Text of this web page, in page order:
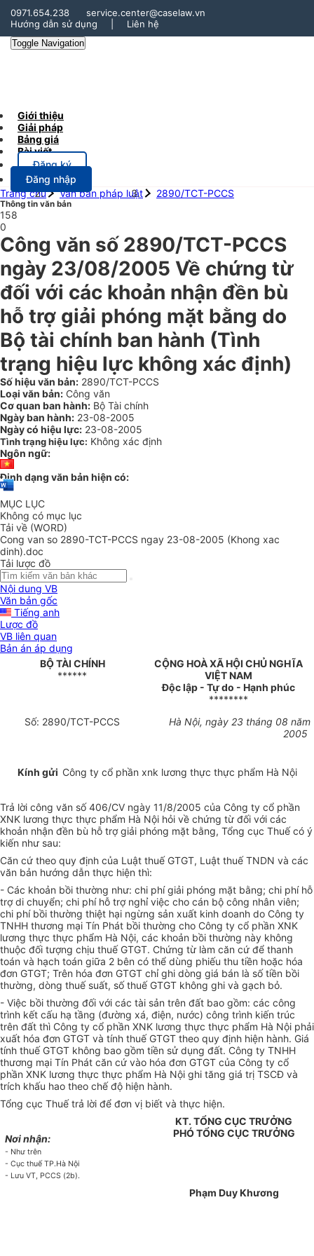
0971.654.238
service.center@caselaw.vn
Hướng dẫn sử dụng
Liên hệ
Toggle Navigation
Giới thiệu
Giải pháp
Bảng giá
Bài viết
Đăng ký
Đăng nhập
Trang chủ
Văn bản pháp luật 2890/TCT-PCCS
Thông tin văn bản
158
0
Công văn số 2890/TCT-PCCS
ngày 23/08/2005 Về chứng từ
đối với các khoản nhận đền bù
hỗ trợ giải phóng mặt bằng do
Bộ tài chính ban hành (Tình
trạng hiệu lực không xác định)
Số hiệu văn bản: 2890/TCT-PCCS
Loại văn bản: Công văn
Cơ quan ban hành: Bộ Tài chính
Ngày ban hành: 23-08-2005
Ngày có hiệu lực: 23-08-2005
Tình trạng hiệu lực: Không xác định
Ngôn ngữ:
Định dạng văn bản hiện có:
MỤC LỤC
Không có mục lục
Tải về (WORD)
Cong van so 2890-TCT-PCCS ngay 23-08-2005 (Khong xac
dinh).doc
Tải lược đồ
Nội dung VB
Văn bản gốc
Tiếng anh
Lược đồ
VB liên quan
Bản án áp dụng
BỘ TÀI CHÍNH
******
CỘNG HOÀ XÃ HỘI CHỦ NGHĨA
VIỆT NAM
Độc lập - Tự do - Hạnh phúc
********
Số: 2890/TCT-PCCS
Hà Nội, ngày 23 tháng 08 năm
2005
Kính gửi Công ty cổ phần xnk lương thực thực phẩm Hà Nội
Trả lời công văn số 406/CV ngày 11/8/2005 của Công ty cổ phần
XNK lương thực thực phẩm Hà Nội hỏi về chứng từ đối với các
khoản nhận đền bù hỗ trợ giải phóng mặt bằng, Tổng cục Thuế có ý
kiến như sau:
Căn cứ theo quy định của Luật thuế GTGT, Luật thuế TNDN và các
văn bản hướng dẫn thực hiện thì:
- Các khoản bồi thường như: chi phí giải phóng mặt bằng; chi phí hỗ
trợ di chuyển; chi phí hỗ trợ nghỉ việc cho cán bộ công nhân viên;
chi phí bồi thường thiệt hại ngừng sản xuất kinh doanh do Công ty
TNHH thương mại Tín Phát bồi thường cho Công ty cổ phần XNK
lương thực thực phẩm Hà Nội, các khoản bồi thường này không
thuộc đối tượng chịu thuế GTGT. Chứng từ làm căn cứ để thanh
toán và hạch toán giữa 2 bên có thể dùng phiếu thu tiền hoặc hóa
đơn GTGT; Trên hóa đơn GTGT chỉ ghi dòng giá bán là số tiền bồi
thường, dòng thuế suất, số thuế GTGT không ghi và gạch bỏ.
- Việc bồi thường đối với các tài sản trên đất bao gồm: các công
trình kết cấu hạ tầng (đường xá, điện, nước) công trình kiến trúc
trên đất thì Công ty cổ phần XNK lương thực thực phẩm Hà Nội phải
xuất hóa đơn GTGT và tính thuế GTGT theo quy định hiện hành. Giá
tính thuế GTGT không bao gồm tiền sử dụng đất. Công ty TNHH
thương mại Tín Phát căn cứ vào hóa đơn GTGT của Công ty cổ
phần XNK lương thực thực phẩm Hà Nội ghi tăng giá trị TSCĐ và
trích khấu hao theo chế độ hiện hành.
Tổng cục Thuế trả lời để đơn vị biết và thực hiện.
Nơi nhận:
- Như trên
- Cục thuế TP.Hà Nội
- Lưu VT, PCCS (2b).
KT. TỔNG CỤC TRƯỞNG
PHÓ TỔNG CỤC TRƯỞNG
Phạm Duy Khương